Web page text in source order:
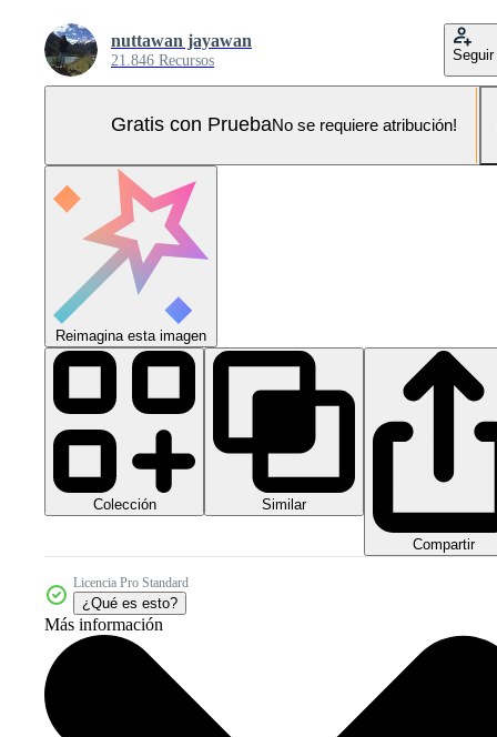
nuttawan jayawan
21.846 Recursos Seguir
Gratis con PruebaNo se requiere atribución!
Reimagina esta imagen
Colección Similar
Compartir
Licencia Pro Standard
¿Qué es esto?
Más información